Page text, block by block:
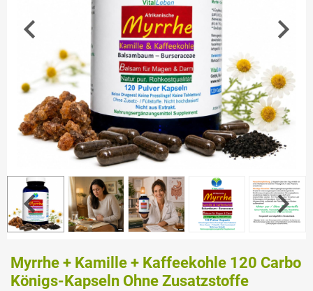
Myrrhe + Kamille + Kaffeekohle 120 Carbo
Königs-Kapseln Ohne Zusatzstoffe